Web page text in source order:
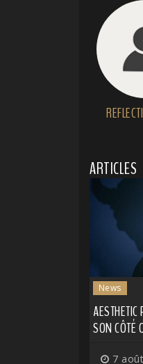
ARTICLES
News
SON CÔTÉ
7